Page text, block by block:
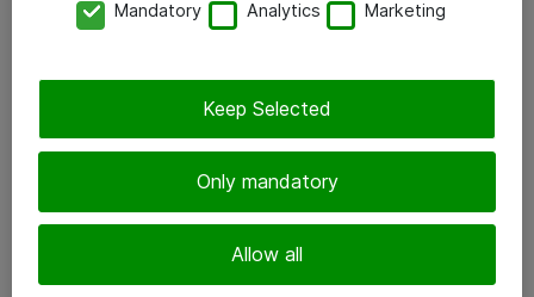
EcoVadiksen platinaluokituksen ympäristö- ja
parhaan 1 prosentin joukkoon yli 130 000
arvioidusta yrityksestä.
Lisätietoja: Robert Giori, talousjohtaja Atea ASA, p.
+47 934 09 188
Andreas Antonsen, vastuullisuusjohtaja, p. +46 722 44
Mandatory Analytics Marketing
Only mandatory
Allow all
Keep Selected